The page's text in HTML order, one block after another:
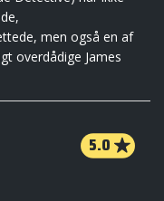
men også en af
overdådige James
5.0